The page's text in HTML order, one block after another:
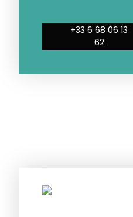
+33 6 68 06 13
62